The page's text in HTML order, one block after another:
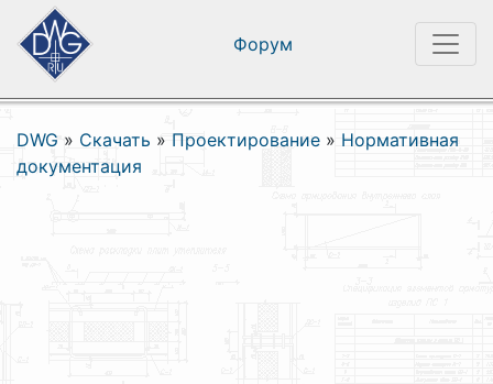
Форум
DWG » Скачать » Проектирование » Нормативная
документация